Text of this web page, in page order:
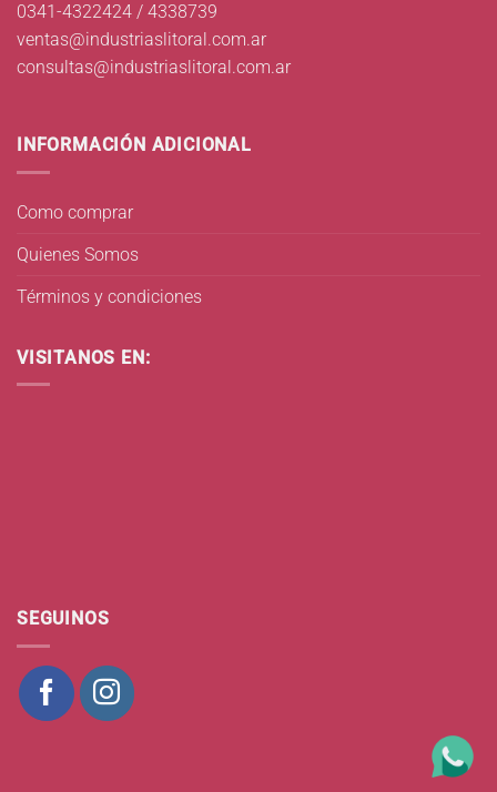
0341-4322424 / 4338739
ventas@industriaslitoral.com.ar
consultas@industriaslitoral.com.ar
INFORMACIÓN ADICIONAL
Como comprar
Quienes Somos
Términos y condiciones
VISITANOS EN:
SEGUINOS